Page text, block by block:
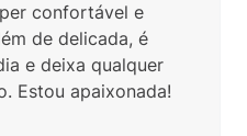
confortável e
de delicada, é
e deixa qualquer
Estou apaixonada!